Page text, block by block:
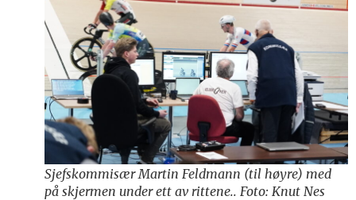
Sjefskommisær Martin Feldmann (til høyre) med
på skjermen under ett av rittene.. Foto: Knut Nes